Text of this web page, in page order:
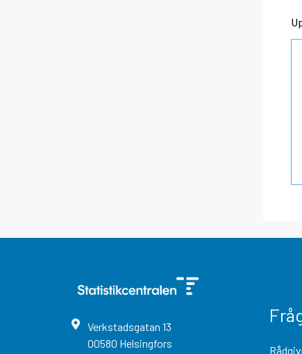
Verkstadsgatan 13
00580 Helsingfors